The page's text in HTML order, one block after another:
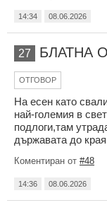
14:34 08.06.2026
27 БЛАТНА
ОТГОВОР
На есен като
най-големия в
подлоги,там
държавата до
Коментиран от #48
14:36 08.06.2026